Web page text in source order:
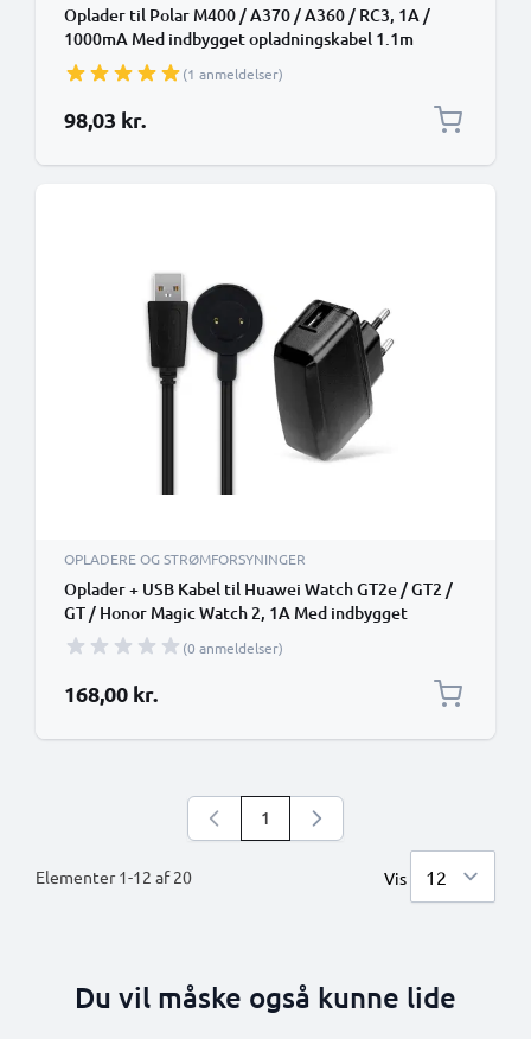
Oplader til Polar M400 / A370 / A360 / RC3, 1A /
1000mA Med indbygget opladningskabel 1.1m
(1 anmeldelser)
98,03 kr.
OPLADERE OG STRØMFORSYNINGER
Oplader + USB Kabel til Huawei Watch GT2e / GT2 /
GT / Honor Magic Watch 2, 1A Med indbygget
opladningskabel (0 anmeldelser)
168,00 kr.
Elementer1-12 af20
Du læser i øjeblikket side
1
Vis
Du vil måske også kunne lide